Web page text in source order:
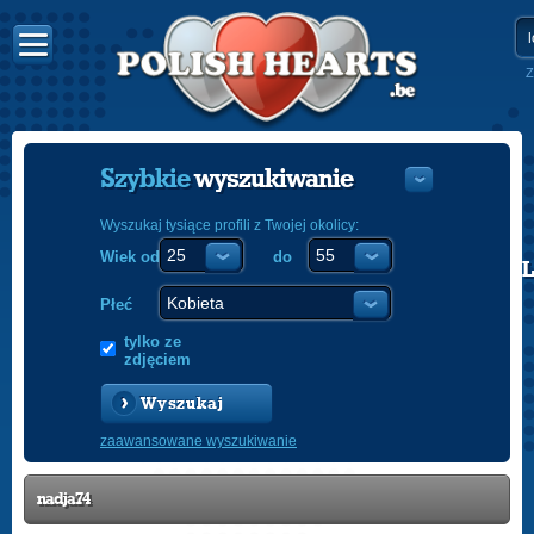
POLISH
Szybkiewyszukiwanie
Wyszukaj tysiące profili z Twojej okolicy:
Wiek od do
Płeć
tylko ze
zdjęciem
Wyszukaj
zaawansowane wyszukiwanie
nadja74